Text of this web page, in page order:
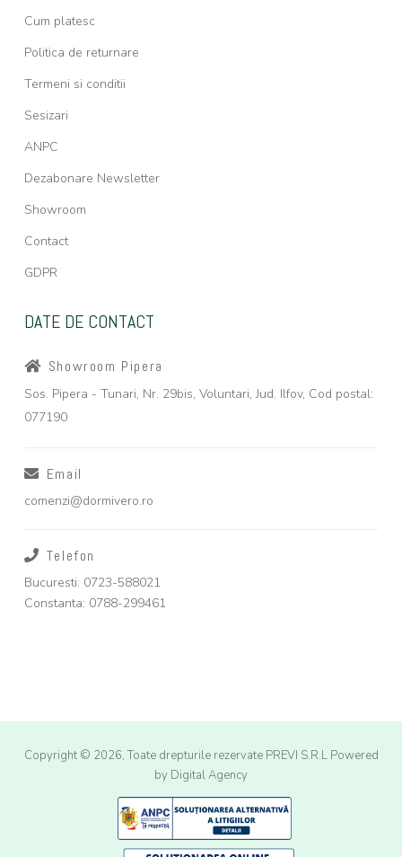
Cum platesc
Politica de returnare
Termeni si conditii
Sesizari
ANPC
Dezabonare Newsletter
Showroom
Contact
GDPR
DATE DE CONTACT
Showroom Pipera
Sos. Pipera - Tunari, Nr. 29bis, Voluntari, Jud. Ilfov, Cod postal:
077190
Email
comenzi@dormivero.ro
Telefon
Bucuresti: 0723-588021
Constanta: 0788-299461
Copyright © 2026, Toate drepturile rezervate PREVI S.R.L Powered
by Digital Agency